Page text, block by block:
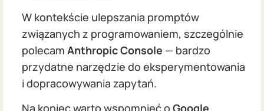
W kontekście ulepszania promptów
związanych z programowaniem, szczególnie
polecam Anthropic Console — bardzo
przydatne narzędzie do eksperymentowania
i dopracowywania zapytań.